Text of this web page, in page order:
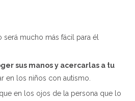
será mucho más fácil para él
sus manos y acercarlas a tu
en los niños con autismo.
en los ojos de la persona que lo